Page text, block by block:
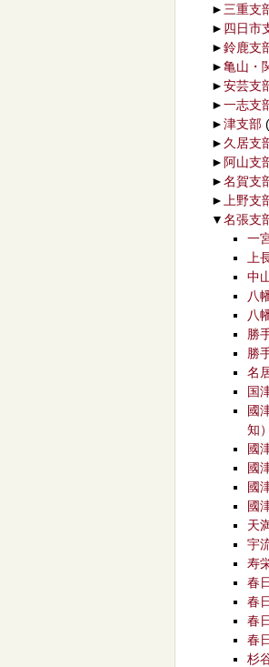
► 三重支
► 四日市
►鈴鹿支
►亀山・
►安芸支
►一志支
►津支部
► 久居支
► 阿山支
►名賀支
►
上野支
▼名張支
一
上
中
八
八
勝
勝
名
国
國
知）
國
國
國
國
天
宇
寿
春
春
春
春
杉